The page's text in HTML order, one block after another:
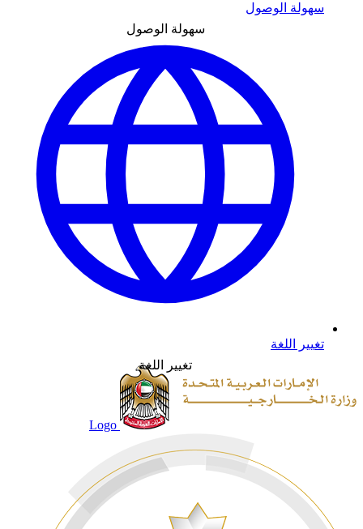
سهولة الوصول
سهولة الوصول
تغيير اللغة
تغيير اللغة
Logo